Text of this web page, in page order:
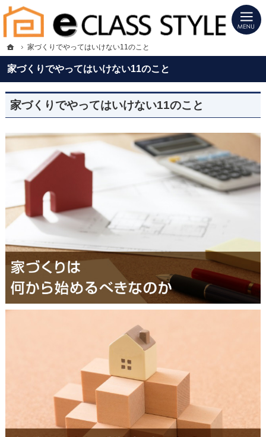
家づくりでやってはいけない11のこと
プロの目線からご提案。福岡市・筑紫野市・春日市・大野城市・小郡市の注文住
福岡市・筑紫野市・春日市・大野城市・小郡市の新築・注文住宅・新築戸建てを
家づくりでやってはいけない11のこと
ホーム
家づくりでやってはいけない11のこと